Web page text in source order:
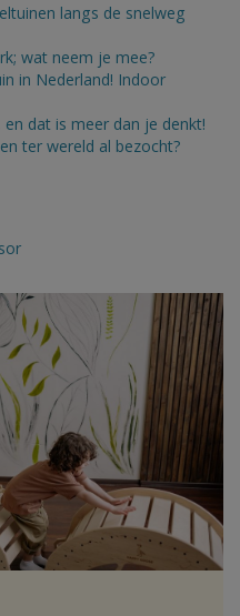
langs de snelweg
wat neem je mee?
in Nederland! Indoor
dat is meer dan je denkt!
ter wereld al bezocht?